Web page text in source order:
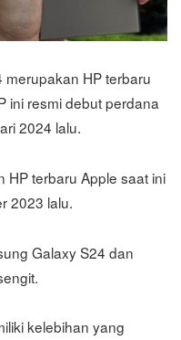
merupakan HP terbaru
ini resmi debut perdana
2024 lalu.
terbaru Apple saat ini
2023 lalu.
Galaxy S24 dan
kelebihan yang